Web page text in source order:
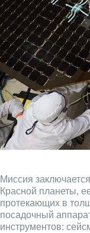
Миссия
Красной планеты,
протекающих в
посадочный
инструментов: